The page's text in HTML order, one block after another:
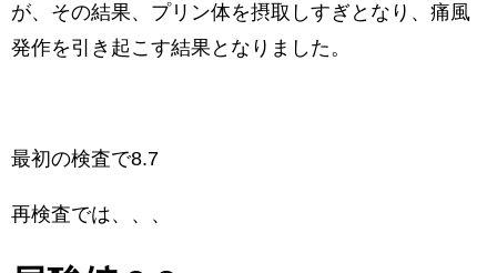
が、その結果、プリン体を摂取しすぎとなり、痛風
発作を引き起こす結果となりました。
最初の検査で8.7
再検査では、、、